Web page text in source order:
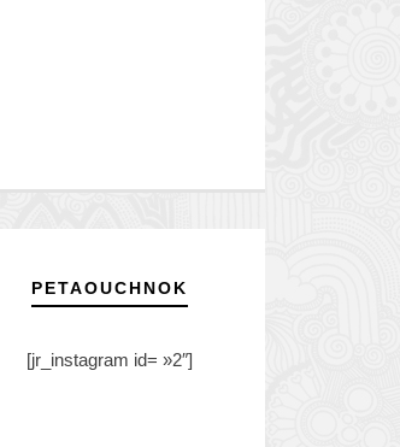
PETAOUCHNOK
[jr_instagram id= »2″]